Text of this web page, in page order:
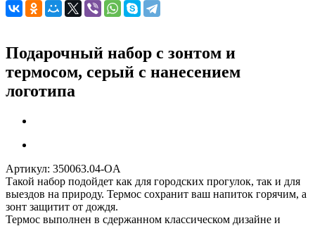
Подарочный набор с зонтом и
термосом, серый с нанесением
логотипа
Артикул: 350063.04-OA
Такой набор подойдет как для городских прогулок, так и для
выездов на природу. Термос сохранит ваш напиток горячим, а
зонт защитит от дождя.
Термос выполнен в сдержанном классическом дизайне и